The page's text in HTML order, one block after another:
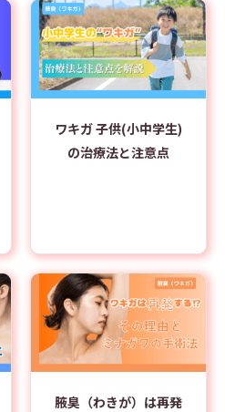
ワキガ 子供(小中学生)
の治療法と注意点
腋臭（わきが）は再発